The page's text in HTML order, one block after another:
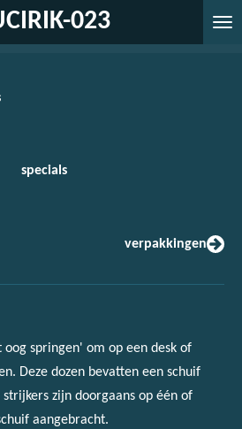
023
specials
verpakkingen
springen' om op een desk of
Deze dozen bevatten een schuif
zijn doorgaans op één of
aangebracht.